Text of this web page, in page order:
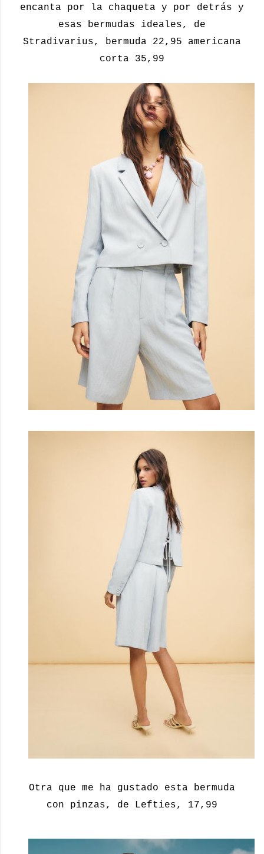
encanta por la chaqueta y por detrás y
esas bermudas ideales, de
Stradivarius, bermuda 22,95 americana
corta 35,99
Otra que me ha gustado esta bermuda
con pinzas, de Lefties, 17,99